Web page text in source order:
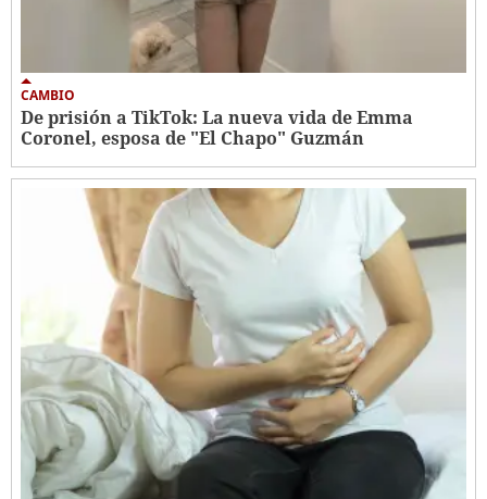
CAMBIO
De prisión a TikTok: La nueva vida de Emma
Coronel, esposa de "El Chapo" Guzmán